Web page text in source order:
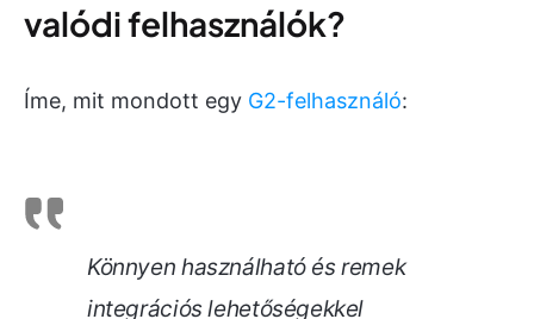
valódi felhasználók?
Íme, mit mondott egy G2-felhasználó:
Könnyen használható és remek
integrációs lehetőségekkel